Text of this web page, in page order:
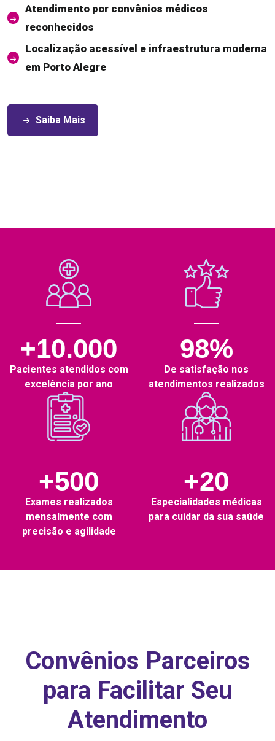
Atendimento por convênios médicos
reconhecidos
Localização acessível e infraestrutura moderna
em Porto Alegre
Saiba Mais
+10.000
Pacientes atendidos com
excelência por ano
98%
De satisfação nos
atendimentos realizados
+500
Exames realizados
mensalmente com
precisão e agilidade
+20
Especialidades médicas
para cuidar da sua saúde
Convênios Parceiros
para Facilitar Seu
Atendimento